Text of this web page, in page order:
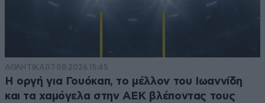
ΑΘΛΗΤΙΚΑ07·08·2026 15:45
Η οργή για Γουόκαπ, το μέλλον του Ιωαννίδη
και τα χαμόγελα στην ΑΕΚ βλέποντας τους